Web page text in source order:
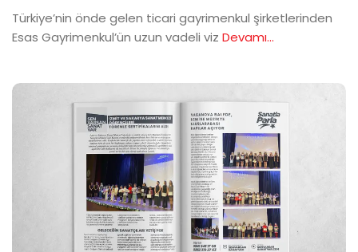
Türkiye’nin önde gelen ticari gayrimenkul şirketlerinden
Esas Gayrimenkul’ün uzun vadeli viz Devamı...